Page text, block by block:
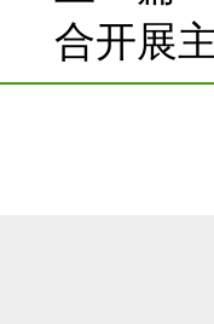
合开展